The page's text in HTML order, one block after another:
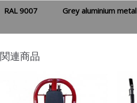
RAL 9007 Grey aluminium metal
関連商品